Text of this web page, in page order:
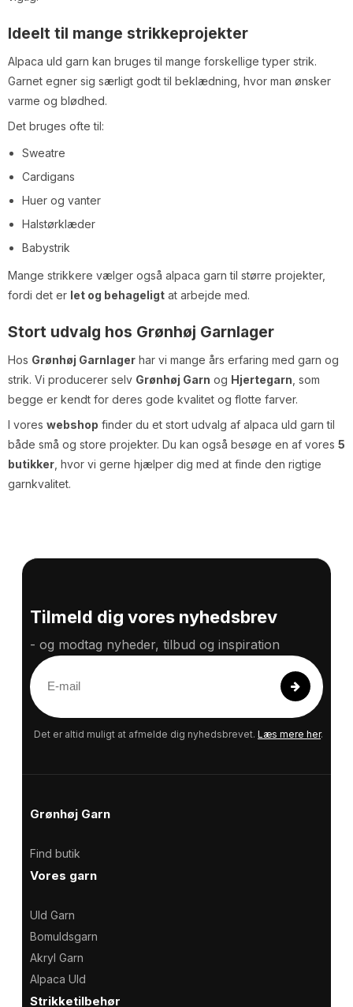
Ideelt til mange strikkeprojekter
Alpaca uld garn kan bruges til mange forskellige typer strik.
Garnet egner sig særligt godt til beklædning, hvor man ønsker
varme og blødhed.
Det bruges ofte til:
Sweatre
Cardigans
Huer og vanter
Halstørklæder
Babystrik
Mange strikkere vælger også alpaca garn til større projekter,
fordi det er let og behageligt at arbejde med.
Stort udvalg hos Grønhøj Garnlager
Hos Grønhøj Garnlager har vi mange års erfaring med garn og
strik. Vi producerer selv Grønhøj Garn og Hjertegarn , som
begge er kendt for deres gode kvalitet og flotte farver.
I vores webshop finder du et stort udvalg af alpaca uld garn til
både små og store projekter. Du kan også besøge en af vores 5
butikker , hvor vi gerne hjælper dig med at finde den rigtige
garnkvalitet.
Tilmeld dig vores nyhedsbrev
- og modtag nyheder, tilbud og inspiration
E
m
a
Det er altid muligt at afmelde dig nyhedsbrevet. Læs mere her.
Grønhøj Garn
Find butik
Vores garn
Uld Garn
Bomuldsgarn
Akryl Garn
Alpaca Uld
Strikketilbehør